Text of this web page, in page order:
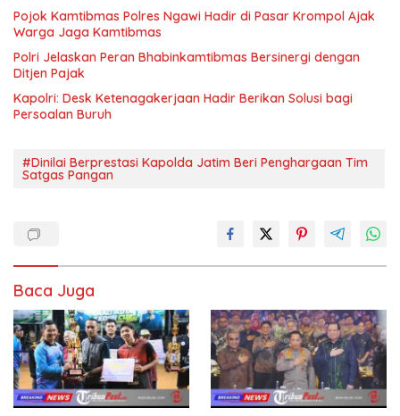
Pojok Kamtibmas Polres Ngawi Hadir di Pasar Krompol Ajak
Warga Jaga Kamtibmas
Polri Jelaskan Peran Bhabinkamtibmas Bersinergi dengan
Ditjen Pajak
Kapolri: Desk Ketenagakerjaan Hadir Berikan Solusi bagi
Persoalan Buruh
#Dinilai Berprestasi Kapolda Jatim Beri Penghargaan Tim
Satgas Pangan
Baca Juga